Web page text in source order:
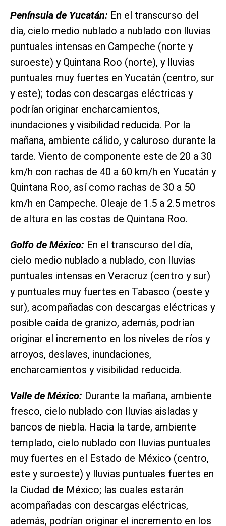
Península de Yucatán: En el transcurso del
día, cielo medio nublado a nublado con lluvias
puntuales intensas en Campeche (norte y
suroeste) y Quintana Roo (norte), y lluvias
puntuales muy fuertes en Yucatán (centro, sur
y este); todas con descargas eléctricas y
podrían originar encharcamientos,
inundaciones y visibilidad reducida. Por la
mañana, ambiente cálido, y caluroso durante la
tarde. Viento de componente este de 20 a 30
km/h con rachas de 40 a 60 km/h en Yucatán y
Quintana Roo, así como rachas de 30 a 50
km/h en Campeche. Oleaje de 1.5 a 2.5 metros
de altura en las costas de Quintana Roo.
Golfo de México: En el transcurso del día,
cielo medio nublado a nublado, con lluvias
puntuales intensas en Veracruz (centro y sur)
y puntuales muy fuertes en Tabasco (oeste y
sur), acompañadas con descargas eléctricas y
posible caída de granizo, además, podrían
originar el incremento en los niveles de ríos y
arroyos, deslaves, inundaciones,
encharcamientos y visibilidad reducida.
Valle de México: Durante la mañana, ambiente
fresco, cielo nublado con lluvias aisladas y
bancos de niebla. Hacia la tarde, ambiente
templado, cielo nublado con lluvias puntuales
muy fuertes en el Estado de México (centro,
este y suroeste) y lluvias puntuales fuertes en
la Ciudad de México; las cuales estarán
acompañadas con descargas eléctricas,
además, podrían originar el incremento en los